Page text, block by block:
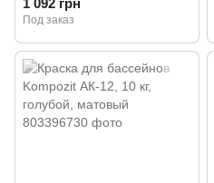
Transparent, 2,5 л,
1 092 грн
Под заказ